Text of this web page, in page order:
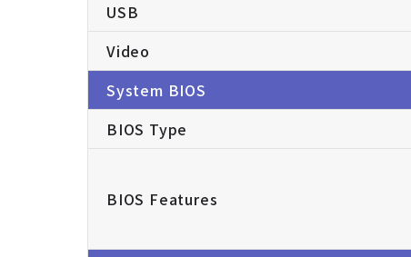
USB
Video
System BIOS
BIOS Type
BIOS Features